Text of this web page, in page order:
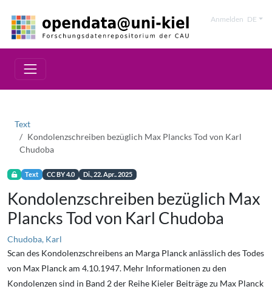
Anmelden DE
Text
Kondolenzschreiben bezüglich Max Plancks Tod von Karl
Chudoba
Text CC BY 4.0 Di., 22. Apr.. 2025
Kondolenzschreiben bezüglich Max
Plancks Tod von Karl Chudoba
Chudoba, Karl
Scan des Kondolenzschreibens an Marga Planck anlässlich des Todes
von Max Planck am 4.10.1947. Mehr Informationen zu den
Kondolenzen sind in Band 2 der Reihe Kieler Beiträge zu Max Planck